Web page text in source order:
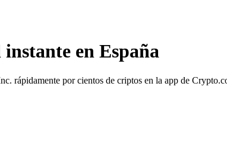
en España
rápidamente por cientos de criptos en la app de